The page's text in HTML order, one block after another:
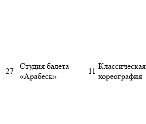
27
Студия балета
«Арабеск»
11
Классическая
хореография